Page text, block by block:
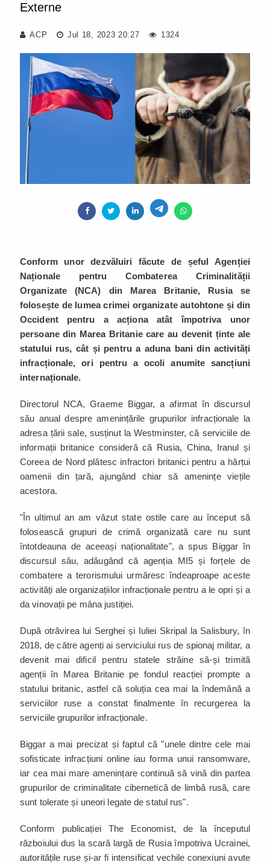
Externe
ACP Jul 18, 2023 20:27 1324
Conform unor dezvăluiri făcute de șeful Agenției
Naționale pentru Combaterea Criminalității
Organizate (NCA) din Marea Britanie, Rusia se
folosește de lumea crimei organizate autohtone și din
Occident pentru a acționa atât împotriva unor
persoane din Marea Britanie care au devenit ținte ale
statului rus, cât și pentru a aduna bani din activități
infracționale, ori pentru a ocoli anumite sancțiuni
internaționale.
Directorul NCA, Graeme Biggar, a afirmat în discursul
său anual despre amenințările grupurilor infracționale la
adresa țării sale, susținut la Westminster, că serviciile de
informații britanice consideră că Rusia, China, Iranul și
Coreea de Nord plătesc infractori britanici pentru a hărțui
oamenii din țară, ajungând chiar să amenințe viețile
acestora.
"În ultimul an am văzut state ostile care au început să
folosească grupuri de crimă organizată care nu sunt
întotdeauna de aceeași naționalitate", a spus Biggar în
discursul său, adăugând că agenția MI5 și forțele de
combatere a terorismului urmăresc îndeaproape aceste
activități ale organizațiilor infracționale pentru a le opri și a
da vinovații pe mâna justiției.
După otrăvirea lui Serghei și Iuliei Skripal la Salisbury, în
2018, de către agenți ai serviciului rus de spionaj militar, a
devenit mai dificil pentru statele străine să-și trimită
agenții în Marea Britanie pe fondul reacției prompte a
statului britanic, astfel că soluția cea mai la îndemână a
serviciilor ruse a constat finalmente în recurgerea la
serviciile grupurilor infracționale.
Biggar a mai precizat și faptul că "unele dintre cele mai
sofisticate infracțiuni online iau forma unui ransomware,
iar cea mai mare amenințare continuă să vină din partea
grupurilor de criminalitate cibernetică de limbă rusă, care
sunt tolerate și uneori legate de statul rus".
Conform publicației The Economist, de la începutul
războiului dus la scară largă de Rusia împotriva Ucrainei,
autoritățile ruse și-ar fi intensificat vechile conexiuni avute